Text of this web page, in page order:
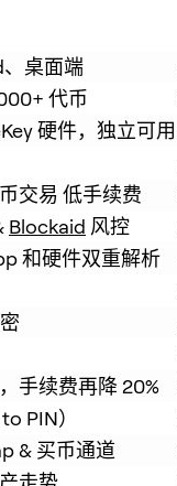
桌面端
代币
硬件，独立可用
交易 低手续费
Blockaid 风控
和硬件双重解析
手续费再降 20%
PIN）
& 买币通道